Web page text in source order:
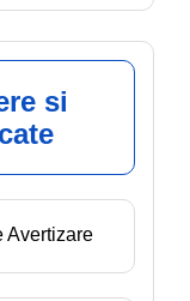
si
Avertizare